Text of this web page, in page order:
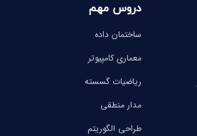
دروس مهم
ساختمان داده
معماری کامپیوتر
ریاضیات گسسته
مدار منطقی
طراحی الگوریتم